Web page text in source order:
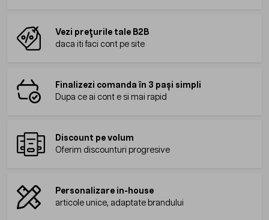
Vezi prețurile tale B2B
daca iti faci cont pe site
Finalizezi comanda în 3 pași simpli
Dupa ce ai cont e si mai rapid
Discount pe volum
Oferim discounturi progresive
Personalizare in-house
articole unice, adaptate brandului